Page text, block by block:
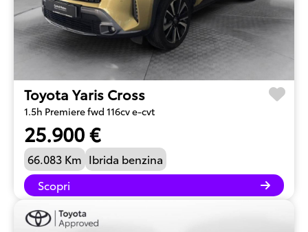
Toyota Yaris Cross
1.5h Premiere fwd 116cv e-cvt
25.900 €
66.083 Km Ibrida benzina
Scopri